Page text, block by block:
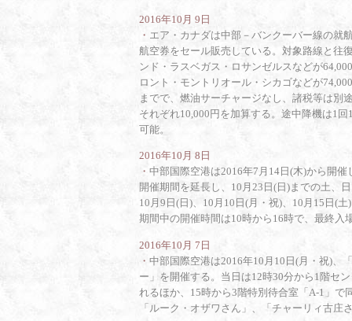
2016年10月 9日
・ エア・カナダは中部－バンクーバー線の就
航空券をセール販売している。対象路線と往
ンド・ラスベガス・ロサンゼルスなどが
ロント・モントリオール・シカゴなどが
までで、燃油サーチャージなし、諸税等は別
それぞれ10,000円を加算する。途中降機は1
可能。
2016年10月 8日
・ 中部国際空港は2016年7月14日(木)から開
開催期間を延長し、10月23日(日)までの土、
10月9日(日)、10月10日(月・祝)、10月15日(
期間中の開催時間は10時から16時で、最終入
2016年10月 7日
・ 中部国際空港は2016年10月10日(月・祝)、
ー」を開催する。当日は12時30分から1階セ
れるほか、15時から3階特別待合室「A-1」
「ルーク・オザワさん」、「チャーリィ古